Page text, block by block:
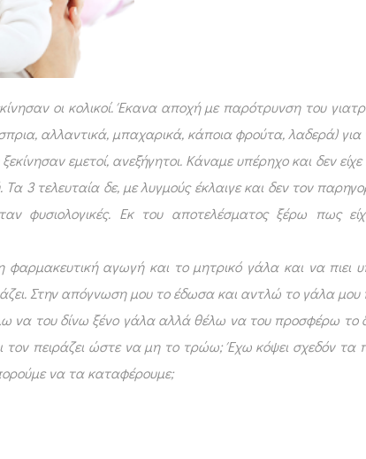
οι κολικοί. Έκανα αποχή με παρότρυνση του
αλλαντικά, μπαχαρικά, κάποια φρούτα, λαδερά)
εμετοί, ανεξήγητοι. Κάναμε υπέρηχο και δεν
3 τελευταία δε, με λυγμούς έκλαιγε και δεν τον
φυσιολογικές. Εκ του αποτελέσματος ξέρω πως
αγωγή και το μητρικό γάλα και να πιει
Στην απόγνωση μου το έδωσα και αντλώ το γάλα
να του δίνω ξένο γάλα αλλά θέλω να του προσφέρω το
πειράζει ώστε να μη το τρώω; Έχω κόψει σχεδόν τα
να τα καταφέρουμε;